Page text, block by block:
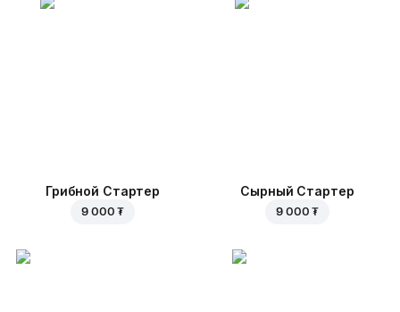
Грибной Стартер
9 000 ₮
Сырный Стартер
9 000 ₮